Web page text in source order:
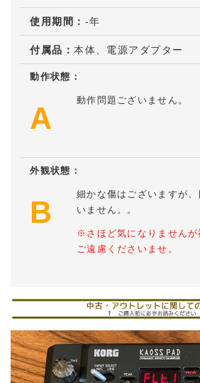
使用期間： -年
付属品：本体、電源アダプター
動作状態：
A
動作問題ございません。
外観状態：
B
細かな傷はございますが
いません。。
※さほど気になりませんが
ご遠慮くださいませ。